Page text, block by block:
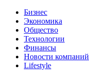
Бизнес
Экономика
Общество
Технологии
Финансы
Новости компаний
Lifestyle